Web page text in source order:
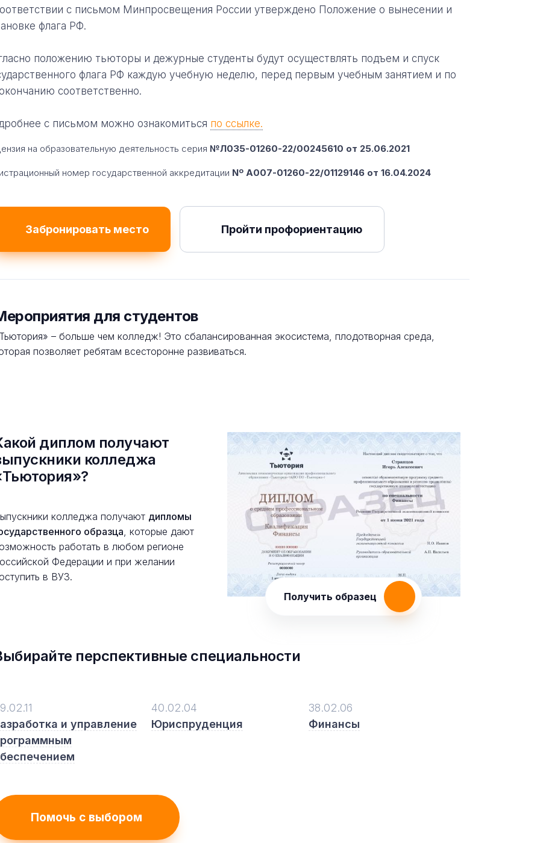
с письмом Минпросвещения России утверждено Положение о вынесении и
флага РФ.
положению тьюторы и дежурные студенты будут осуществлять подъем и спуск
флага РФ каждую учебную неделю, перед первым учебным занятием и по
соответственно.
с письмом можно ознакомиться по ссылке.
на образовательную деятельность серия №Л035-01260-22/00245610 от 25.06.2021
номер государственной аккредитации Nº A007-01260-22/01129146 от 16.04.2024
Забронировать место Пройти профориентацию
для студентов
– больше чем колледж! Это сбалансированная экосистема, плодотворная среда,
позволяет ребятам всесторонне развиваться.
диплом получают
колледжа
колледжа получают дипломы
образца , которые дают
работать в любом регионе
Федерации и при желании
в ВУЗ.
Получить образец
перспективные специальности
и управление
40.02.04
Юриспруденция
38.02.06
Финансы
Помочь с выбором